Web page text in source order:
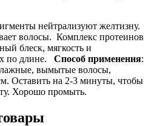
нейтрализуют желтизну.
волосы. Комплекс протеинов
блеск, мягкость и
по длине. Способ применения:
вымытые волосы,
Оставить на 2-3 минуты, чтобы
Хорошо промыть.